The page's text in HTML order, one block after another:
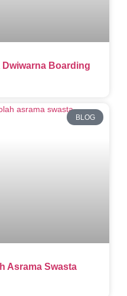
Dwiwarna Boarding
BLOG
Asrama Swasta